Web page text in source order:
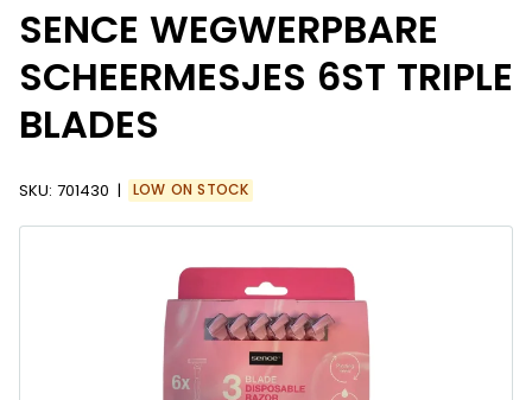
SENCE WEGWERPBARE
SCHEERMESJES 6ST TRIPLE
BLADES
SKU: 701430 LOW ON STOCK